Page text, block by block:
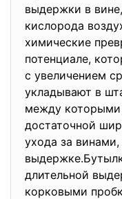
выдержки в
кислорода
химические
потенциале,
с увеличением
укладывают в
между
достаточной
ухода за
длительной
корковыми